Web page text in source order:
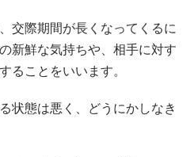
交際期間が長くなってくるに
新鮮な気持ちや、相手に対す
ることをいいます。
状態は悪く、どうにかしなき